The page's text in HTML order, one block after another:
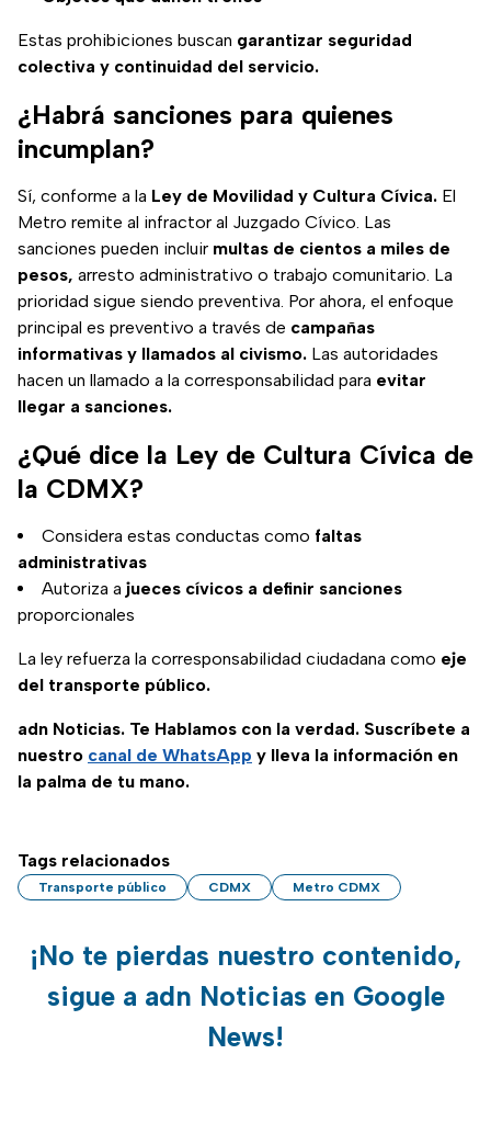
Estas prohibiciones buscan garantizar seguridad
colectiva y continuidad del servicio.
¿Habrá sanciones para quienes
incumplan?
Sí, conforme a la Ley de Movilidad y Cultura Cívica. El
Metro remite al infractor al Juzgado Cívico. Las
sanciones pueden incluir multas de cientos a miles de
pesos, arresto administrativo o trabajo comunitario. La
prioridad sigue siendo preventiva. Por ahora, el enfoque
principal es preventivo a través de campañas
informativas y llamados al civismo. Las autoridades
hacen un llamado a la corresponsabilidad para evitar
llegar a sanciones.
¿Qué dice la Ley de Cultura Cívica de
la CDMX?
Considera estas conductas como faltas
administrativas
Autoriza a jueces cívicos a definir sanciones
proporcionales
La ley refuerza la corresponsabilidad ciudadana como eje
del transporte público.
adn Noticias. Te Hablamos con la verdad. Suscríbete a
nuestro canal de WhatsApp y lleva la información en
la palma de tu mano.
Tags relacionados
Transporte público CDMX Metro CDMX
¡No te pierdas nuestro contenido,
sigue a adn Noticias en Google
News!